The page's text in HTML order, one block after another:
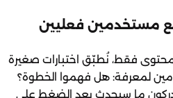
فقط، نُطبّق اختبارات صغيرة
لمعرفة: هل فهموا الخطوة؟
ما سيحدث بعد الضغط على